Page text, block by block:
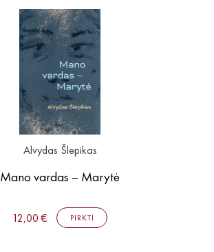
Alvydas Šlepikas
Mano vardas – Marytė
12,00 € PIRKTI